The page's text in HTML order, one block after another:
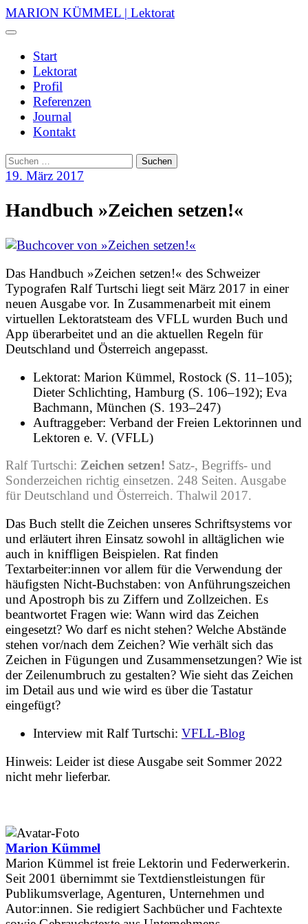
Skip
to
MARION KÜMMEL | Lektorat
Menu
Start
Lektorat
Profil
Referenzen
Journal
Kontakt
Suchen
nach:
19. März 2017
Handbuch »Zeichen setzen!«
Das Handbuch »Zeichen setzen!« des Schweizer
Typografen Ralf Turtschi liegt seit März 2017 in einer
neuen Ausgabe vor. In Zusammenarbeit mit einem
virtuellen Lektoratsteam des VFLL wurden Buch und
App überarbeitet und an die aktuellen Regeln für
Deutschland und Österreich angepasst.
Lektorat: Marion Kümmel, Rostock (S. 11–105);
Dieter Schlichting, Hamburg (S. 106–192); Eva
Bachmann, München (S. 193–247)
Auftraggeber: Verband der Freien Lektorinnen und
Lektoren e. V. (VFLL)
Ralf Turtschi: Zeichen setzen! Satz-, Begriffs- und
Sonderzeichen richtig einsetzen. 248 Seiten. Ausgabe
für Deutschland und Österreich. Thalwil 2017.
Das Buch stellt die Zeichen unseres Schriftsystems vor
und erläutert ihren Einsatz sowohl in alltäglichen wie
auch in kniffligen Beispielen. Rat finden
Textarbeiter:innen vor allem für die Verwendung der
häufigsten Nicht-Buchstaben: von Anführungszeichen
und Apostroph bis zu Ziffern und Zollzeichen. Es
beantwortet Fragen wie: Wann wird das Zeichen
eingesetzt? Wo darf es nicht stehen? Welche Abstände
stehen vor/nach dem Zeichen? Wie verhält sich das
Zeichen in Fügungen und Zusammensetzungen? Wie ist
der Zeilenumbruch zu gestalten? Wie sieht das Zeichen
im Detail aus und wie wird es über die Tastatur
eingefügt?
Interview mit Ralf Turtschi: VFLL-Blog
Hinweis: Leider ist diese Ausgabe seit Sommer 2022
nicht mehr lieferbar.
Marion Kümmel
Marion Kümmel ist freie Lektorin und Federwerkerin.
Seit 2001 übernimmt sie Textdienstleistungen für
Publikumsverlage, Agenturen, Unternehmen und
Autor:innen. Sie redigiert Sachbücher und Fachtexte